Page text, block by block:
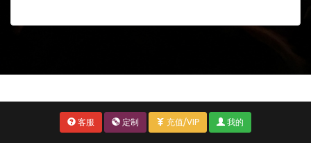
客服 定制 充值/VIP 我的